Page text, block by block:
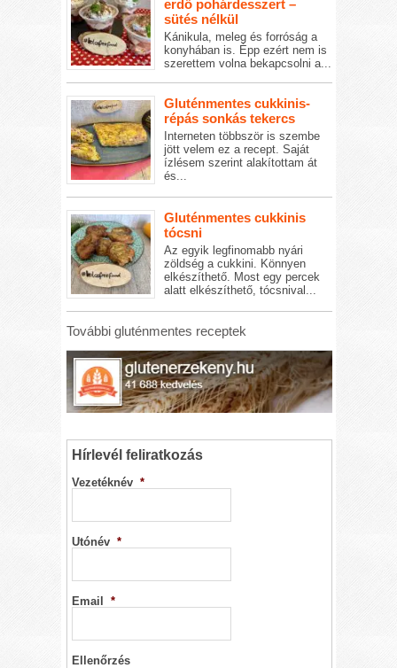
erdő pohárdesszert –
sütés nélkül
Kánikula, meleg és forróság a
konyhában is. Épp ezért nem is
szerettem volna bekapcsolni a...
Gluténmentes cukkinis-
répás sonkás tekercs
Interneten többször is szembe
jött velem ez a recept. Saját
ízlésem szerint alakítottam át
és...
Gluténmentes cukkinis
tócsni
Az egyik legfinomabb nyári
zöldség a cukkini. Könnyen
elkészíthető. Most egy percek
alatt elkészíthető, tócsnival...
További gluténmentes receptek
Hírlevél feliratkozás
Vezetéknév *
Utónév *
Email *
Ellenőrzés